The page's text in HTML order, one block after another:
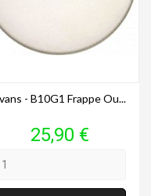
- B10G1 Frappe Ou...
Prix
25,90 €